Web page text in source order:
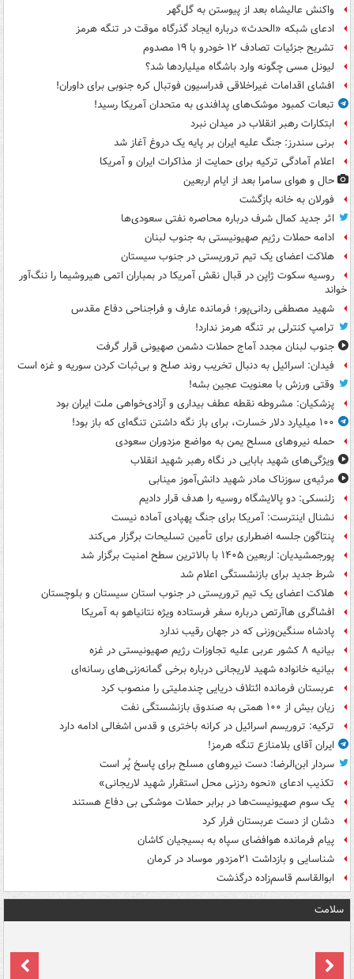
واکنش عالیشاه بعد از پیوستن به گل‌گهر
ادعای شبکه «الحدث» درباره ایجاد گذرگاه موقت در تنگه هرمز
تشریح جزئیات تصادف ۱۲ خودرو با ۱۹ مصدوم
لیونل مسی چگونه وارد باشگاه میلیاردها شد؟
افشای اقدامات غیراخلاقی فدراسیون فوتبال کره جنوبی برای داوران!
تبعات کمبود موشک‌های پدافندی به متحدان آمریکا رسید!
ابتکارات رهبر انقلاب در میدان نبرد
برنی سندرز: جنگ علیه ایران بر پایه یک دروغ آغاز شد
اعلام آمادگی ترکیه برای حمایت از مذاکرات ایران و آمریکا
حال و هوای سامرا بعد از ایام اربعین
فورلان به خانه بازگشت
اثر جدید کمال شرف درباره محاصره نفتی سعودی‌ها
ادامه حملات رژیم صهیونیستی به جنوب لبنان
هلاکت اعضای یک تیم تروریستی در جنوب سیستان
روسیه سکوت ژاپن در قبال نقش آمریکا در بمباران اتمی هیروشیما را ننگ‌آور
خواند
شهید مصطفی ردانی‌پور؛ فرمانده عارف و فراجناحی دفاع مقدس
ترامپ کنترلی بر تنگه هرمز ندارد!
جنوب لبنان مجدد آماج حملات دشمن صهیونی قرار گرفت
فیدان: اسرائیل به دنبال تخریب روند صلح و بی‌ثبات کردن سوریه و غزه است
وقتی ورزش با معنویت عجین بشه!
پزشکیان: مشروطه نقطه عطف بیداری و آزادی‌خواهی ملت ایران بود
۱۰۰ میلیارد دلار خسارت، برای باز نگه داشتن تنگه‌ای که باز بود!
حمله نیروهای مسلح یمن به مواضع مزدوران سعودی
ویژگی‌های شهید بابایی در نگاه رهبر شهید انقلاب
مرثیه‌ی سوزناک مادر شهید دانش‌آموز مینابی
زلنسکی: دو پالایشگاه روسیه را هدف قرار دادیم
نشنال اینترست: آمریکا برای جنگ پهپادی آماده نیست
پنتاگون جلسه اضطراری برای تأمین تسلیحات برگزار می‌کند
پورجمشیدیان: اربعین ۱۴۰۵ با بالاترین سطح امنیت برگزار شد
شرط جدید برای بازنشستگی اعلام شد
هلاکت اعضای یک تیم تروریستی در جنوب استان سیستان و بلوچستان
افشاگری هاآرتص درباره سفر فرستاده ویژه نتانیاهو به آمریکا
پادشاه سنگین‌وزنی که در جهان رقیب ندارد
بیانیه ۸ کشور عربی علیه تجاوزات رژیم صهیونیستی در غزه
بیانیه خانواده شهید لاریجانی درباره برخی گمانه‌زنی‌های رسانه‌ای
عربستان فرمانده ائتلاف دریایی چندملیتی را منصوب کرد
زیان بیش از ۱۰۰ همتی به صندوق‌ بازنشستگی نفت
ترکیه: تروریسم اسرائیل در کرانه باختری و قدس اشغالی ادامه دارد
ایران آقای بلامنازع تنگه هرمز!
سردار ابن‌الرضا: دست نیروهای مسلح برای پاسخ پُر است
تکذیب ادعای «نحوه ردزنی محل استقرار شهید لاریجانی»
یک‌ سوم صهیونیست‌ها در برابر حملات موشکی بی دفاع هستند
دشان از دست عربستان فرار کرد
پیام فرمانده هوافضای سپاه به بسیجیان کاشان
شناسایی و بازداشت ۲۱مزدور موساد در کرمان
ابوالقاسم قاسم‌زاده درگذشت
سلامت